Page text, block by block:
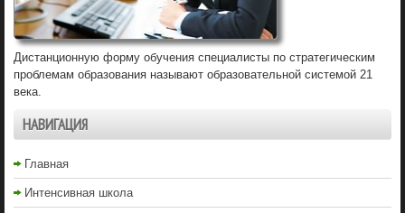
Дистанционную форму обучения специалисты по стратегическим
проблемам образования называют образовательной системой 21
века.
НАВИГАЦИЯ
Главная
Интенсивная школа